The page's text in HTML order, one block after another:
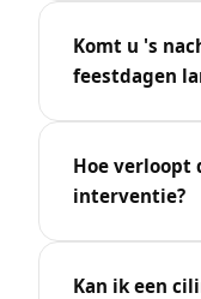
Komt u 's
feestdagen
Hoe verloopt
interventie?
Kan ik een